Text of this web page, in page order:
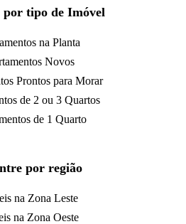
por tipo de Imóvel
na Planta
Novos
Prontos para Morar
de 2 ou 3 Quartos
de 1 Quarto
por região
na Zona Leste
na Zona Oeste